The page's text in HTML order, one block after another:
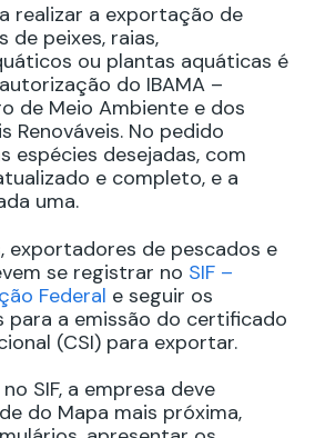
realizar a exportação de
de peixes, raias,
ou plantas aquáticas é
do IBAMA –
de Meio Ambiente e dos
Renováveis. No pedido
espécies desejadas, com
e completo, e a
uma.
exportadores de pescados e
se registrar no SIF –
Federal e seguir os
para a emissão do certificado
(CSI) para exportar.
SIF, a empresa deve
do Mapa mais próxima,